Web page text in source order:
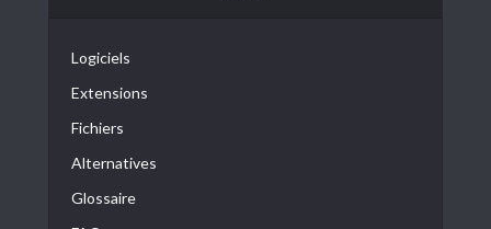
Logiciels
Extensions
Fichiers
Alternatives
Glossaire